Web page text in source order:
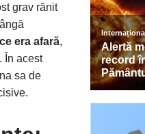
grav rănit
era afară,
În acest
sa de